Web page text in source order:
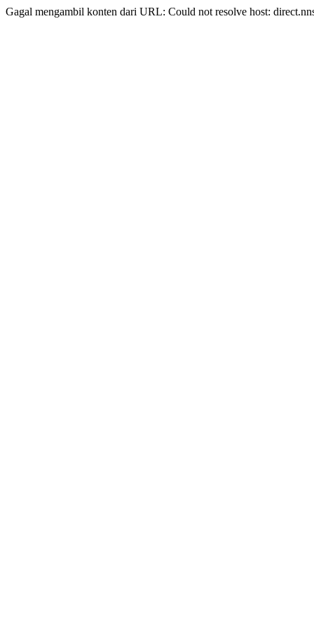
Gagal mengambil konten dari URL: Could not resolve host: